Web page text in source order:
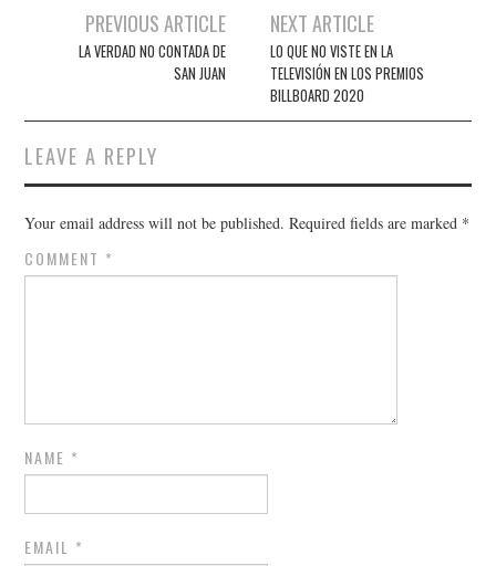
navigation
PREVIOUS ARTICLE
LA VERDAD NO CONTADA DE
SAN JUAN
NEXT ARTICLE
LO QUE NO VISTE EN LA
TELEVISIÓN EN LOS PREMIOS
BILLBOARD 2020
LEAVE A REPLY
Your email address will not be published. Required fields are marked *
COMMENT *
NAME *
EMAIL *